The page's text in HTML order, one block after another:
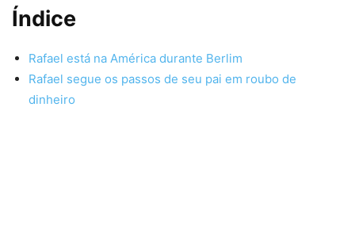
Índice
Rafael está na América durante Berlim
Rafael segue os passos de seu pai em roubo de
dinheiro